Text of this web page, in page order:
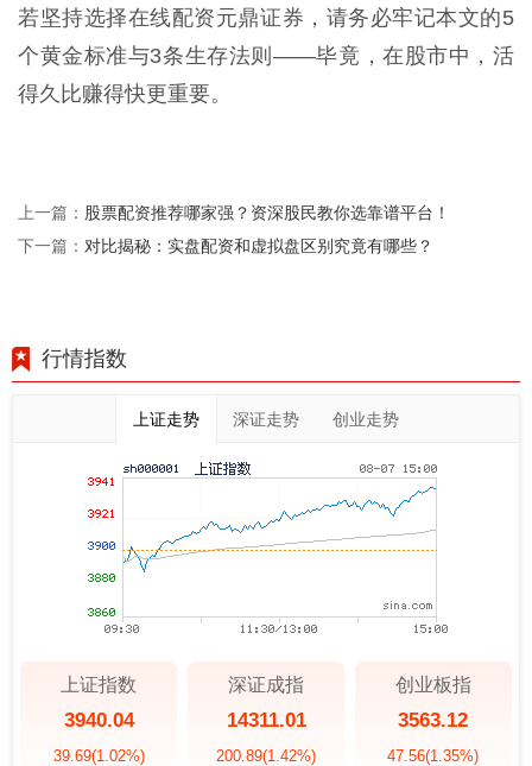
若坚持选择在线配资元鼎证券，请务必牢记本文的5
个黄金标准与3条生存法则——毕竟，在股市中，活
得久比赚得快更重要。
上一篇： 股票配资推荐哪家强？资深股民教你选靠谱平台！
下一篇： 对比揭秘：实盘配资和虚拟盘区别究竟有哪些？
行情指数
上证走势 深证走势 创业走势
上证指数
3940.04
39.69(1.02%)
深证成指
14311.01
200.89(1.42%)
创业板指
3563.12
47.56(1.35%)